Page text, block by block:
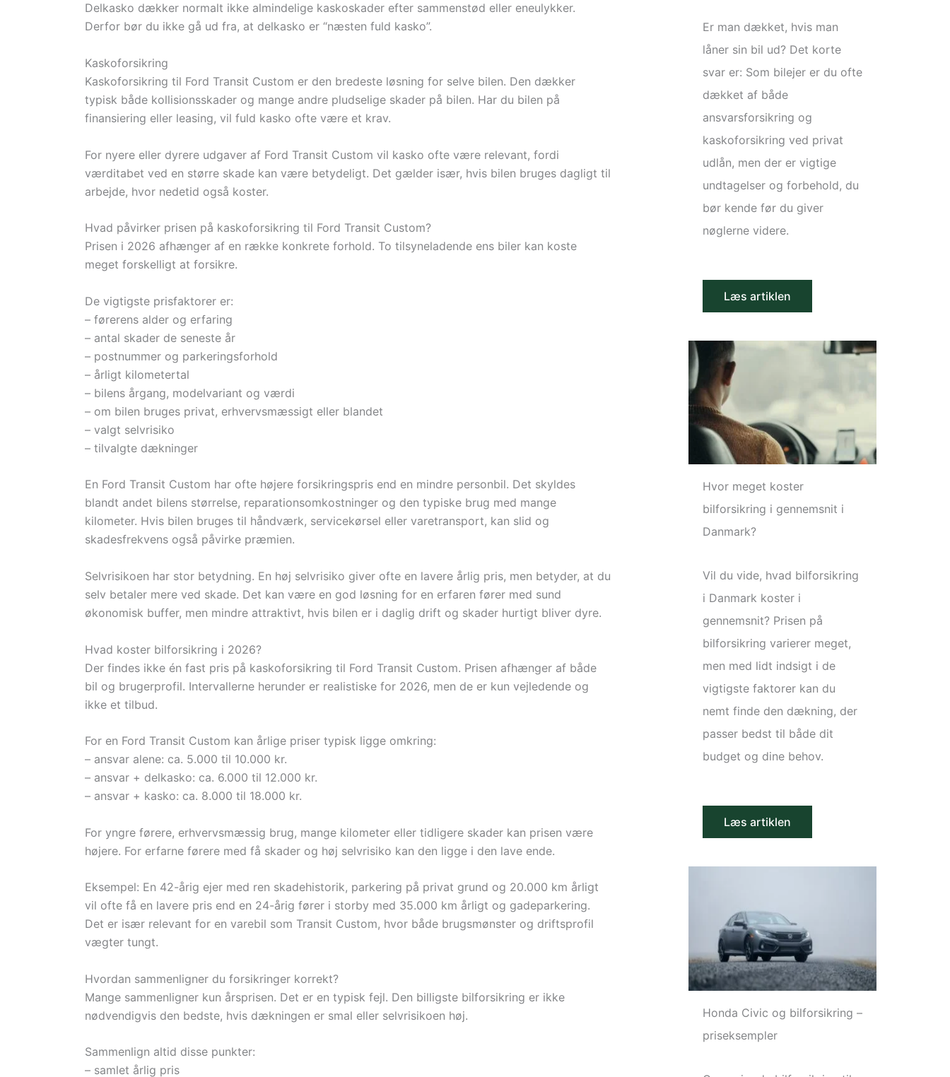
Delkasko dækker normalt ikke almindelige kaskoskader efter sammenstød eller eneulykker.
Derfor bør du ikke gå ud fra, at delkasko er “næsten fuld kasko”.
Kaskoforsikring
Kaskoforsikring til Ford Transit Custom er den bredeste løsning for selve bilen. Den dækker
typisk både kollisionsskader og mange andre pludselige skader på bilen. Har du bilen på
finansiering eller leasing, vil fuld kasko ofte være et krav.
For nyere eller dyrere udgaver af Ford Transit Custom vil kasko ofte være relevant, fordi
værditabet ved en større skade kan være betydeligt. Det gælder især, hvis bilen bruges dagligt til
arbejde, hvor nedetid også koster.
Hvad påvirker prisen på kaskoforsikring til Ford Transit Custom?
Prisen i 2026 afhænger af en række konkrete forhold. To tilsyneladende ens biler kan koste
meget forskelligt at forsikre.
De vigtigste prisfaktorer er:
– førerens alder og erfaring
– antal skader de seneste år
– postnummer og parkeringsforhold
– årligt kilometertal
– bilens årgang, modelvariant og værdi
– om bilen bruges privat, erhvervsmæssigt eller blandet
– valgt selvrisiko
– tilvalgte dækninger
En Ford Transit Custom har ofte højere forsikringspris end en mindre personbil. Det skyldes
blandt andet bilens størrelse, reparationsomkostninger og den typiske brug med mange
kilometer. Hvis bilen bruges til håndværk, servicekørsel eller varetransport, kan slid og
skadesfrekvens også påvirke præmien.
Selvrisikoen har stor betydning. En høj selvrisiko giver ofte en lavere årlig pris, men betyder, at du
selv betaler mere ved skade. Det kan være en god løsning for en erfaren fører med sund
økonomisk buffer, men mindre attraktivt, hvis bilen er i daglig drift og skader hurtigt bliver dyre.
Hvad koster bilforsikring i 2026?
Der findes ikke én fast pris på kaskoforsikring til Ford Transit Custom. Prisen afhænger af både
bil og brugerprofil. Intervallerne herunder er realistiske for 2026, men de er kun vejledende og
ikke et tilbud.
For en Ford Transit Custom kan årlige priser typisk ligge omkring:
– ansvar alene: ca. 5.000 til 10.000 kr.
– ansvar + delkasko: ca. 6.000 til 12.000 kr.
– ansvar + kasko: ca. 8.000 til 18.000 kr.
For yngre førere, erhvervsmæssig brug, mange kilometer eller tidligere skader kan prisen være
højere. For erfarne førere med få skader og høj selvrisiko kan den ligge i den lave ende.
Eksempel: En 42-årig ejer med ren skadehistorik, parkering på privat grund og 20.000 km årligt
vil ofte få en lavere pris end en 24-årig fører i storby med 35.000 km årligt og gadeparkering.
Det er især relevant for en varebil som Transit Custom, hvor både brugsmønster og driftsprofil
vægter tungt.
Hvordan sammenligner du forsikringer korrekt?
Mange sammenligner kun årsprisen. Det er en typisk fejl. Den billigste bilforsikring er ikke
nødvendigvis den bedste, hvis dækningen er smal eller selvrisikoen høj.
Sammenlign altid disse punkter:
– samlet årlig pris
Er man dækket, hvis man
låner sin bil ud? Det korte
svar er: Som bilejer er du ofte
dækket af både
ansvarsforsikring og
kaskoforsikring ved privat
udlån, men der er vigtige
undtagelser og forbehold, du
bør kende før du giver
nøglerne videre.
Læs artiklen
Hvor meget koster
bilforsikring i gennemsnit i
Danmark?
Vil du vide, hvad bilforsikring
i Danmark koster i
gennemsnit? Prisen på
bilforsikring varierer meget,
men med lidt indsigt i de
vigtigste faktorer kan du
nemt finde den dækning, der
passer bedst til både dit
budget og dine behov.
Læs artiklen
Honda Civic og bilforsikring –
priseksempler